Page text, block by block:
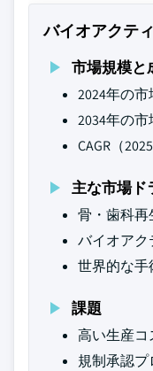
バイオアクテ
市場規模と
2024年の
2034年の
CAGR（
主な市場ド
骨・歯科再
バイオア
世界的な手
課題
高い生産コ
規制承認